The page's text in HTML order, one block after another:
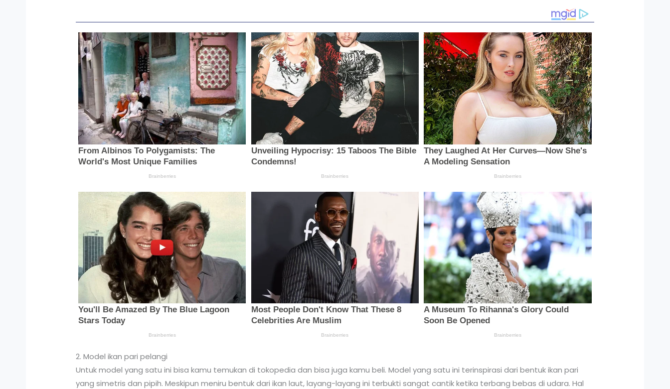
2. Model ikan pari pelangi
Untuk model yang satu ini bisa kamu temukan di tokopedia dan bisa juga kamu beli. Model yang satu ini terinspirasi dari bentuk ikan pari
yang simetris dan pipih. Meskipun meniru bentuk dari ikan laut, layang-layang ini terbukti sangat cantik ketika terbang bebas di udara. Hal